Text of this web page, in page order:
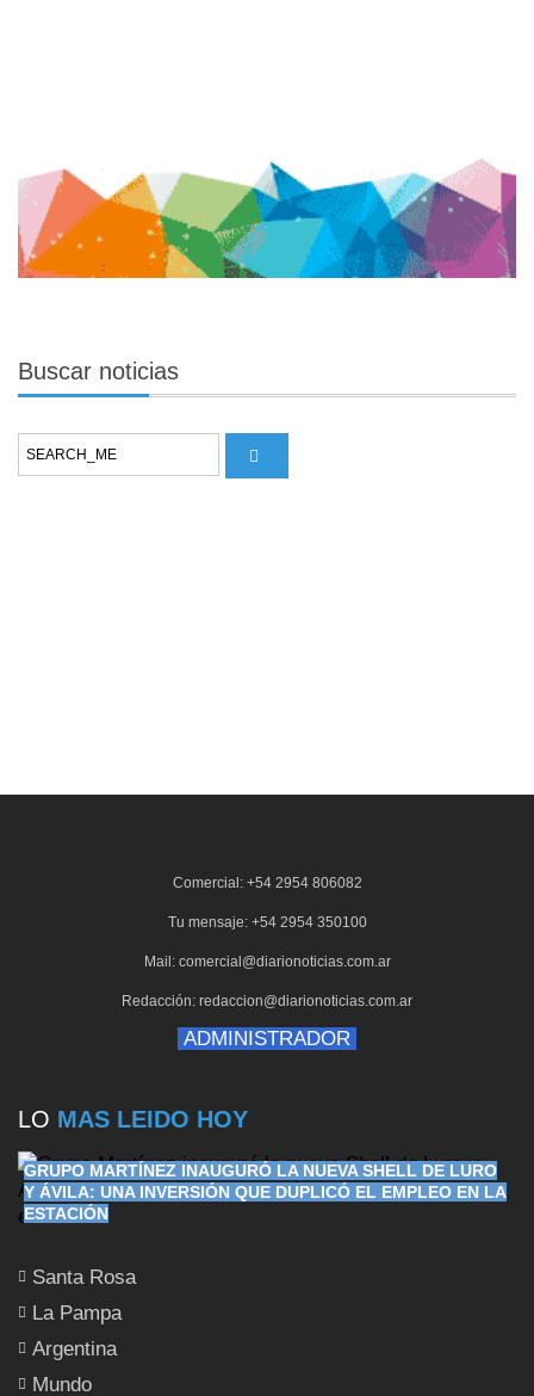
Buscar noticias
Comercial: +54 2954 806082
Tu mensaje: +54 2954 350100
Mail: comercial@diarionoticias.com.ar
Redacción: redaccion@diarionoticias.com.ar
ADMINISTRADOR
LO MAS LEIDO HOY
GRUPO MARTÍNEZ INAUGURÓ LA NUEVA SHELL DE LURO
Y ÁVILA: UNA INVERSIÓN QUE DUPLICÓ EL EMPLEO EN LA
ESTACIÓN
Santa Rosa
La Pampa
Argentina
Mundo